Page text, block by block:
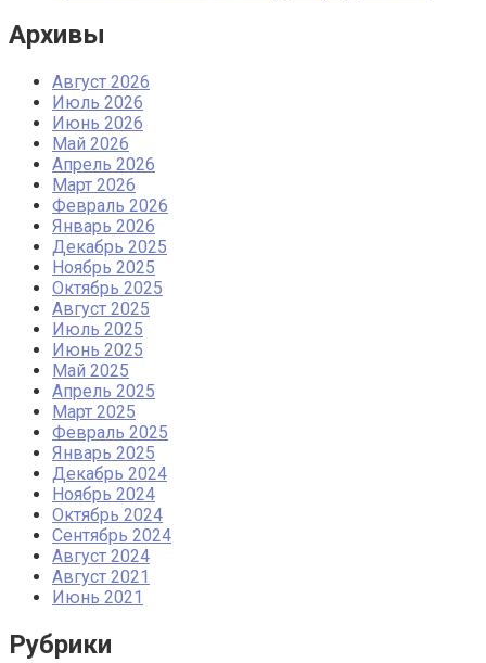
Архивы
Август 2026
Июль 2026
Июнь 2026
Май 2026
Апрель 2026
Март 2026
Февраль 2026
Январь 2026
Декабрь 2025
Ноябрь 2025
Октябрь 2025
Август 2025
Июль 2025
Июнь 2025
Май 2025
Апрель 2025
Март 2025
Февраль 2025
Январь 2025
Декабрь 2024
Ноябрь 2024
Октябрь 2024
Сентябрь 2024
Август 2024
Август 2021
Июнь 2021
Рубрики